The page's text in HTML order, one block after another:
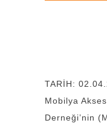
TARİH:
Mobilya
Derneği’nin